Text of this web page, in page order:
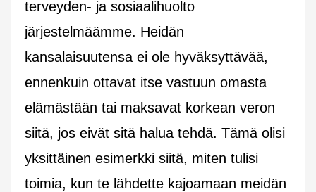
terveyden- ja sosiaalihuolto
järjestelmäämme. Heidän
kansalaisuutensa ei ole hyväksyttävää,
ennenkuin ottavat itse vastuun omasta
elämästään tai maksavat korkean veron
siitä, jos eivät sitä halua tehdä. Tämä olisi
yksittäinen esimerkki siitä, miten tulisi
toimia, kun te lähdette kajoamaan meidän